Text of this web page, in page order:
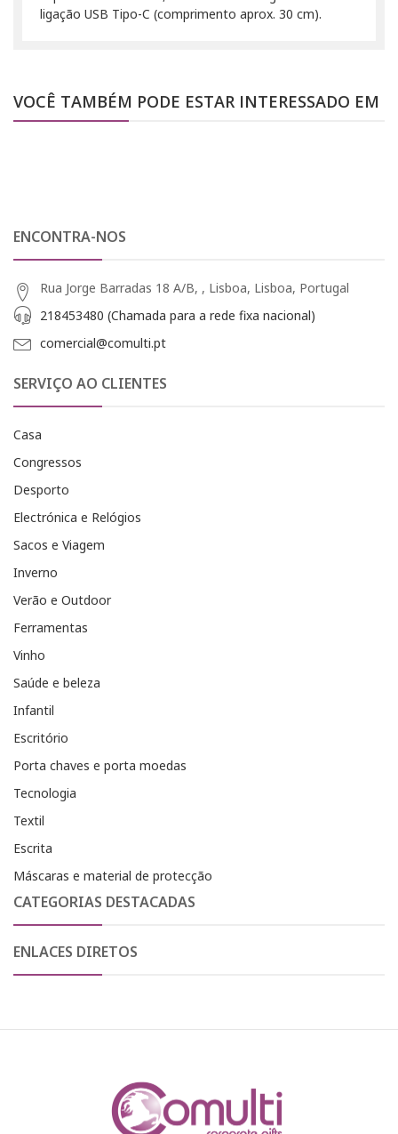
ligação USB Tipo-C (comprimento aprox. 30 cm).
VOCÊ TAMBÉM PODE ESTAR INTERESSADO EM
ENCONTRA-NOS
Rua Jorge Barradas 18 A/B, , Lisboa, Lisboa, Portugal
218453480 (Chamada para a rede fixa nacional)
comercial@comulti.pt
SERVIÇO AO CLIENTES
Casa
Congressos
Desporto
Electrónica e Relógios
Sacos e Viagem
Inverno
Verão e Outdoor
Ferramentas
Vinho
Saúde e beleza
Infantil
Escritório
Porta chaves e porta moedas
Tecnologia
Textil
Escrita
Máscaras e material de protecção
CATEGORIAS DESTACADAS
ENLACES DIRETOS